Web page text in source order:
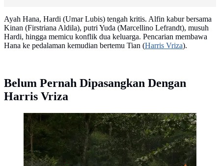
Ayah Hana, Hardi (Umar Lubis) tengah kritis. Alfin kabur bersama
Kinan (Firstriana Aldila), putri Yuda (Marcellino Lefrandt), musuh
Hardi, hingga memicu konflik dua keluarga. Pencarian membawa
Hana ke pedalaman kemudian bertemu Tian (Harris Vriza).
Belum Pernah Dipasangkan Dengan
Harris Vriza
Sinetron Cinta di Bawah Tangan dibintangi Febby
Rastanty dan Harris Vriza. Kisahnya tentang
pernikahan di bawah tangan berujung dendam lama 2
keluarga. (Foto: Dok. Instagram @febbyrastanty)